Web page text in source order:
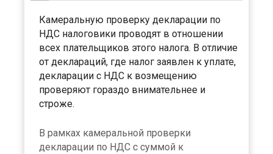
Камеральную проверку декларации по
НДС налоговики проводят в отношении
всех плательщиков этого налога. В отличие
от деклараций, где налог заявлен к уплате,
декларации с НДС к возмещению
проверяют гораздо внимательнее и
строже.
В рамках камеральной проверки
декларации по НДС с суммой к